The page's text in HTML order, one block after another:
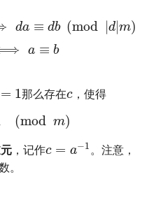
da ≡ db (mod |d|m)
a ≡ b
= 1那么存在c ，使得
(mod m)
，记作c = a−1 。注意，
。